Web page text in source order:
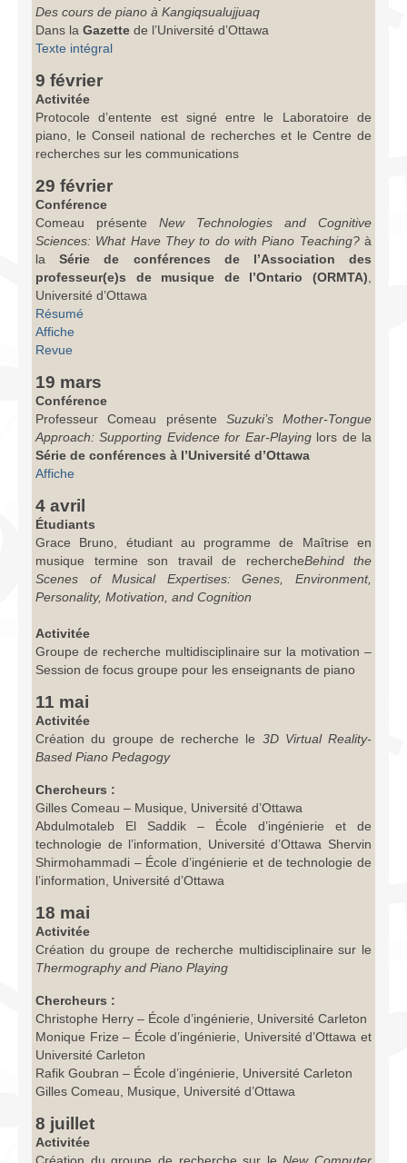
Des cours de piano à Kangiqsualujjuaq
Dans la Gazette de l’Université d’Ottawa
Texte intégral
9 février
Activitée
Protocole d’entente est signé entre le Laboratoire de
piano, le Conseil national de recherches et le Centre de
recherches sur les communications
29 février
Conférence
Comeau présente New Technologies and Cognitive
Sciences: What Have They to do with Piano Teaching?à
laSérie de conférences de l’Association des
professeur(e)s de musique de l’Ontario (ORMTA),
Université d’Ottawa
Résumé
Affiche
Revue
19 mars
Conférence
Professeur Comeau présente Suzuki’s Mother-Tongue
Approach: Supporting Evidence for Ear-Playinglors de la
Série de conférences à l’Université d’Ottawa
Affiche
4 avril
Étudiants
Grace Bruno, étudiant au programme de Maîtrise en
musique termine son travail de rechercheBehind the
Scenes of Musical Expertises: Genes, Environment,
Personality, Motivation, and Cognition
Activitée
Groupe de recherche multidisciplinaire sur la motivation –
Session de focus groupe pour les enseignants de piano
11 mai
Activitée
Création du groupe de recherche le 3D Virtual Reality-
Based Piano Pedagogy
Chercheurs :
Gilles Comeau – Musique, Université d’Ottawa
Abdulmotaleb El Saddik – École d’ingénierie et de
technologie de l’information, Université d’Ottawa Shervin
Shirmohammadi – École d’ingénierie et de technologie de
l’information, Université d’Ottawa
18 mai
Activitée
Création du groupe de recherche multidisciplinaire sur le
Thermography and Piano Playing
Chercheurs :
Christophe Herry – École d’ingénierie, Université Carleton
Monique Frize – École d’ingénierie, Université d’Ottawa et
Université Carleton
Rafik Goubran – École d’ingénierie, Université Carleton
Gilles Comeau, Musique, Université d’Ottawa
8 juillet
Activitée